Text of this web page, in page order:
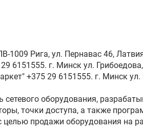
1009 Рига, ул. Пернавас 46,
6151555. г. Минск ул.
+375 29 6151555. г. Минск
оборудования,
точки доступа, а также
целью продажи оборудования на